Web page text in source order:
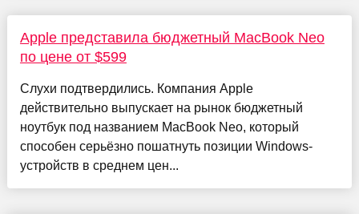
Apple представила бюджетный MacBook Neo
по цене от $599
Слухи подтвердились. Компания Apple
действительно выпускает на рынок бюджетный
ноутбук под названием MacBook Neo, который
способен серьёзно пошатнуть позиции Windows-
устройств в среднем цен...